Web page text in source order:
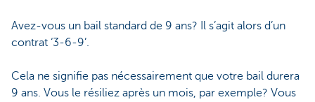
Avez-vous un bail standard de 9 ans? Il s’agit alors d’un
contrat ‘3-6-9’.
Cela ne signifie pas nécessairement que votre bail durera
9 ans. Vous le résiliez après un mois, par exemple? Vous